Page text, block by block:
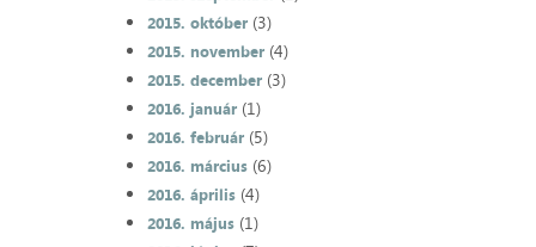
2015. október(3)
2015. november(4)
2015. december(3)
2016. január(1)
2016. február(5)
2016. március(6)
2016. április(4)
2016. május(1)